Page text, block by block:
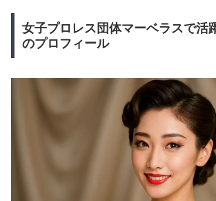
女子プロレス団体マーベラスで活
のプロフィール